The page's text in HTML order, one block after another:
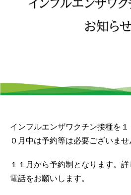
インフルエンザワクチン接種を１
０月中は予約等は必要ございませ
１１月から予約制となります。
電話をお願いします。